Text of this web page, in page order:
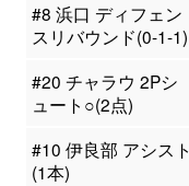
#8 浜口 ディフェン
スリバウンド(0-1-1)
#20 チャラウ 2Pシ
ュート○(2点)
#10 伊良部 アシスト
(1本)